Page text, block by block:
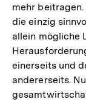
mehr
die einzig
allein mögliche
einerseits und
andererseits.